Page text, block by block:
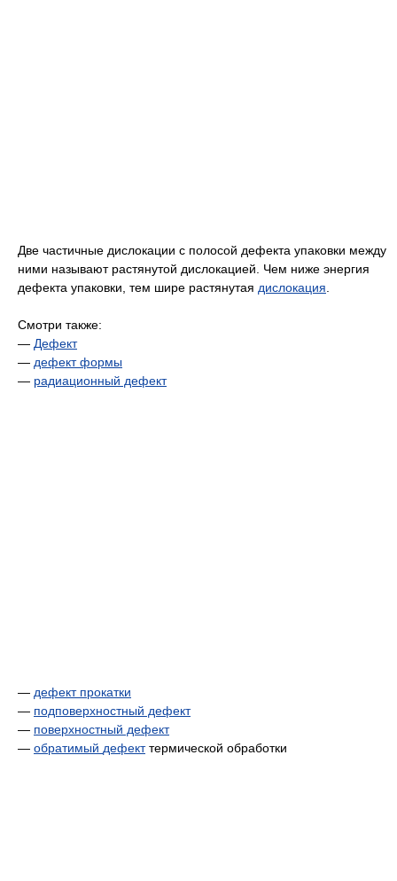
Две частичные дислокации с полосой дефекта упаковки между
ними называют растянутой дислокацией. Чем ниже энергия
дефекта упаковки, тем шире растянутая дислокация
Смотри также:
— Дефект
— дефект формы
— радиационный дефект
— дефект прокатки
— подповерхностный дефект
— поверхностный дефект
— обратимый дефекттермической обработки